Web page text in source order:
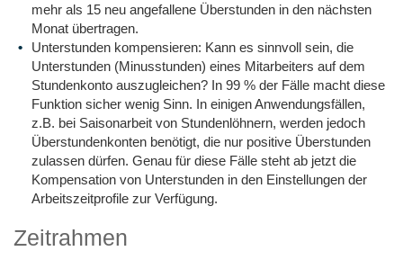
mehr als 15 neu angefallene Überstunden in den nächsten
Monat übertragen.
Unterstunden kompensieren: Kann es sinnvoll sein, die
Unterstunden (Minusstunden) eines Mitarbeiters auf dem
Stundenkonto auszugleichen? In 99 % der Fälle macht diese
Funktion sicher wenig Sinn. In einigen Anwendungsfällen,
z.B. bei Saisonarbeit von Stundenlöhnern, werden jedoch
Überstundenkonten benötigt, die nur positive Überstunden
zulassen dürfen. Genau für diese Fälle steht ab jetzt die
Kompensation von Unterstunden in den Einstellungen der
Arbeitszeitprofile zur Verfügung.
Zeitrahmen